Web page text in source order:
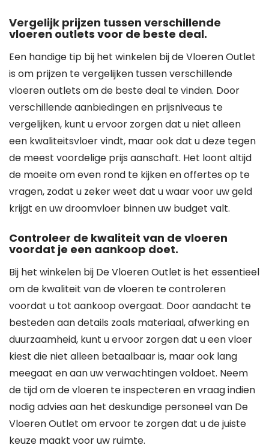
Vergelijk prijzen tussen verschillende
vloeren outlets voor de beste deal.
Een handige tip bij het winkelen bij de Vloeren Outlet
is om prijzen te vergelijken tussen verschillende
vloeren outlets om de beste deal te vinden. Door
verschillende aanbiedingen en prijsniveaus te
vergelijken, kunt u ervoor zorgen dat u niet alleen
een kwaliteitsvloer vindt, maar ook dat u deze tegen
de meest voordelige prijs aanschaft. Het loont altijd
de moeite om even rond te kijken en offertes op te
vragen, zodat u zeker weet dat u waar voor uw geld
krijgt en uw droomvloer binnen uw budget valt.
Controleer de kwaliteit van de vloeren
voordat je een aankoop doet.
Bij het winkelen bij De Vloeren Outlet is het essentieel
om de kwaliteit van de vloeren te controleren
voordat u tot aankoop overgaat. Door aandacht te
besteden aan details zoals materiaal, afwerking en
duurzaamheid, kunt u ervoor zorgen dat u een vloer
kiest die niet alleen betaalbaar is, maar ook lang
meegaat en aan uw verwachtingen voldoet. Neem
de tijd om de vloeren te inspecteren en vraag indien
nodig advies aan het deskundige personeel van De
Vloeren Outlet om ervoor te zorgen dat u de juiste
keuze maakt voor uw ruimte.